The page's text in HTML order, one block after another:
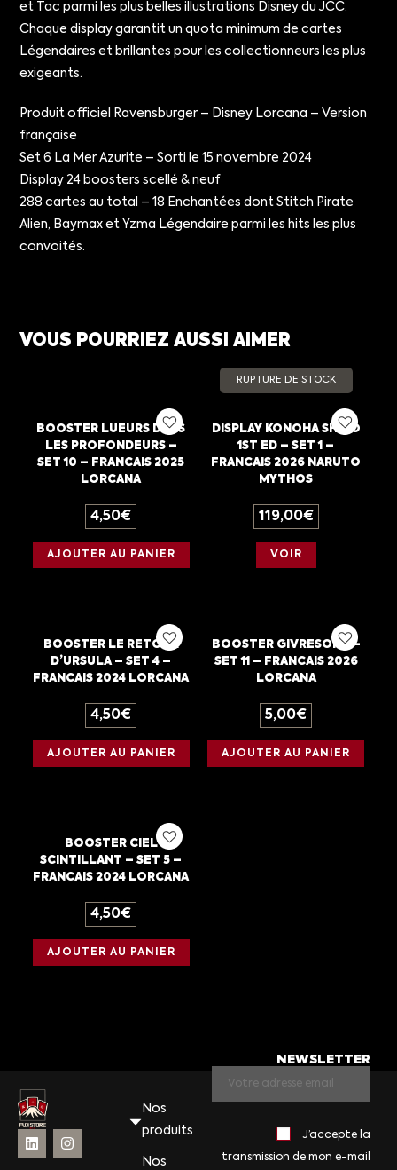
et Tac parmi les plus belles illustrations Disney du JCC.
Chaque display garantit un quota minimum de cartes
Légendaires et brillantes pour les collectionneurs les plus
exigeants.
Produit officiel Ravensburger – Disney Lorcana – Version
française
Set 6 La Mer Azurite – Sorti le 15 novembre 2024
Display 24 boosters scellé & neuf
288 cartes au total – 18 Enchantées dont Stitch Pirate
Alien, Baymax et Yzma Légendaire parmi les hits les plus
convoités.
VOUS POURRIEZ AUSSI AIMER
BOOSTER LUEURS DANS
LES PROFONDEURS –
SET 10 – FRANCAIS 2025
LORCANA
4,50€
AJOUTER AU PANIER
RUPTURE DE STOCK
DISPLAY KONOHA SHIDO
1ST ED – SET 1 –
FRANCAIS 2026 NARUTO
MYTHOS
119,00€
VOIR
BOOSTER LE RETOUR
D’URSULA – SET 4 –
FRANCAIS 2024 LORCANA
4,50€
AJOUTER AU PANIER
BOOSTER GIVRESORT –
SET 11 – FRANCAIS 2026
LORCANA
5,00€
AJOUTER AU PANIER
BOOSTER CIEL
SCINTILLANT – SET 5 –
FRANCAIS 2024 LORCANA
4,50€
AJOUTER AU PANIER
Nos
produits
Nos
NEWSLETTER
J’accepte la
transmission de mon e-mail